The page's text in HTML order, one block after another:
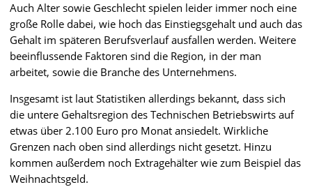
Auch Alter sowie Geschlecht spielen leider immer noch eine
große Rolle dabei, wie hoch das Einstiegsgehalt und auch das
Gehalt im späteren Berufsverlauf ausfallen werden. Weitere
beeinflussende Faktoren sind die Region, in der man
arbeitet, sowie die Branche des Unternehmens.
Insgesamt ist laut Statistiken allerdings bekannt, dass sich
die untere Gehaltsregion des Technischen Betriebswirts auf
etwas über 2.100 Euro pro Monat ansiedelt. Wirkliche
Grenzen nach oben sind allerdings nicht gesetzt. Hinzu
kommen außerdem noch Extragehälter wie zum Beispiel das
Weihnachtsgeld.